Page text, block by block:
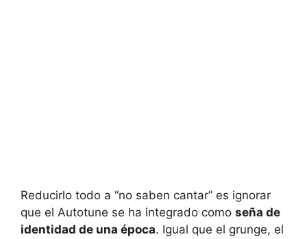
Reducirlo todo a “no saben cantar” es ignorar
que el Autotune se ha integrado como seña de
identidad de una época. Igual que el grunge, el